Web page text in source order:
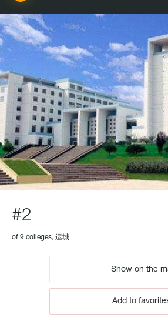
#2
of 9 colleges, 运城
Show on the
Add to